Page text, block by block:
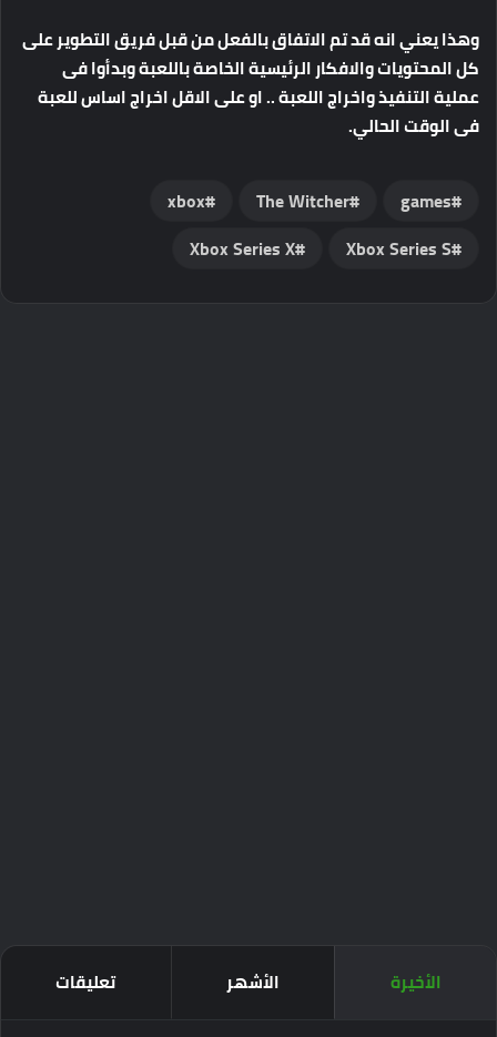
وهذا يعني انه قد تم الاتفاق بالفعل من قبل فريق التطوير على
كل المحتويات والافكار الرئيسية الخاصة باللعبة وبدأوا فى
عملية التنفيذ واخراج اللعبة .. او على الاقل اخراج اساس للعبة
فى الوقت الحالي.
games
The Witcher
xbox
Xbox Series S
Xbox Series X
الأخيرة الأشهر تعليقات